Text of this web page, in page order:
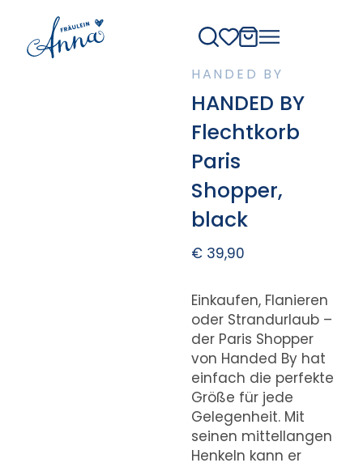
HANDED BY
HANDED BY
Flechtkorb
Paris
Shopper,
black
€39,90
Einkaufen, Flanieren
oder Strandurlaub –
der Paris Shopper
von Handed By hat
einfach die perfekte
Größe für jede
Gelegenheit. Mit
seinen mittellangen
Henkeln kann er